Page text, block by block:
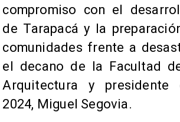
compromiso con el
de Tarapacá y la
comunidades frente a
el decano de la Facultad
Arquitectura y presidente
2024, Miguel Segovia.